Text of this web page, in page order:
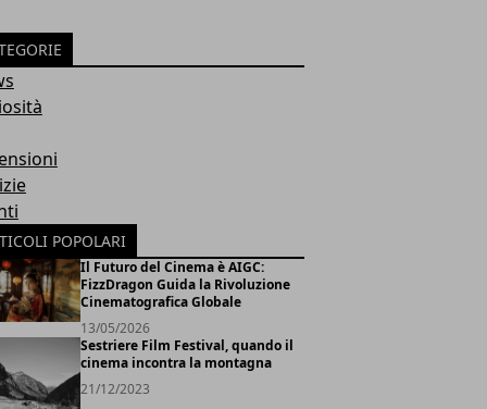
POPOLARI
Il Futuro del Cinema è AIGC:
FizzDragon Guida la Rivoluzione
Cinematografica Globale
13/05/2026
Sestriere Film Festival, quando il
cinema incontra la montagna
21/12/2023